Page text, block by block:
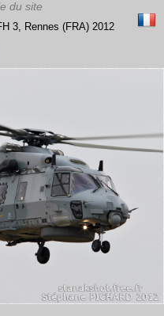
3, Rennes (FRA) 2012